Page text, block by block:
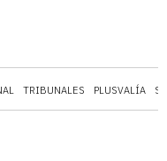
TRIBUNALES PLUSVALÍA